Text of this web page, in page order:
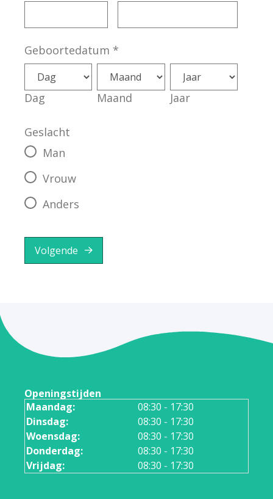
Geboortedatum *
Dag Maand Jaar
Geslacht
Man
Vrouw
Anders
Volgende
Openingstijden
Maandag:
08:30 - 17:30
Dinsdag:
08:30 - 17:30
Woensdag:
08:30 - 17:30
Donderdag:
08:30 - 17:30
Vrijdag:
08:30 - 17:30